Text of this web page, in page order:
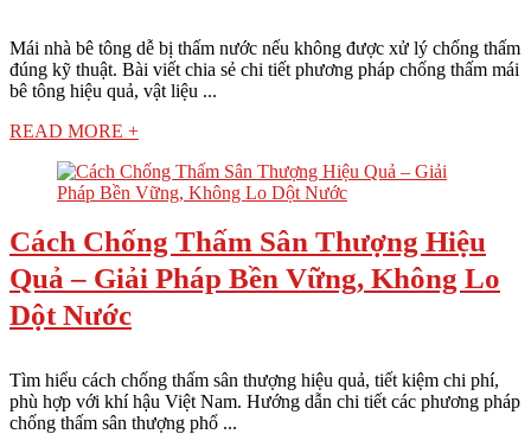
Mái nhà bê tông dễ bị thấm nước nếu không được xử lý chống thấm
đúng kỹ thuật. Bài viết chia sẻ chi tiết phương pháp chống thấm mái
bê tông hiệu quả, vật liệu ...
READ MORE +
Cách Chống Thấm Sân Thượng Hiệu
Quả – Giải Pháp Bền Vững, Không Lo
Dột Nước
Tìm hiểu cách chống thấm sân thượng hiệu quả, tiết kiệm chi phí,
phù hợp với khí hậu Việt Nam. Hướng dẫn chi tiết các phương pháp
chống thấm sân thượng phổ ...